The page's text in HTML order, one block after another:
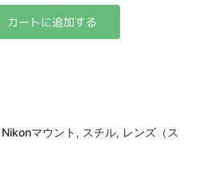
Nikonマウント , スチル, レンズ（ス